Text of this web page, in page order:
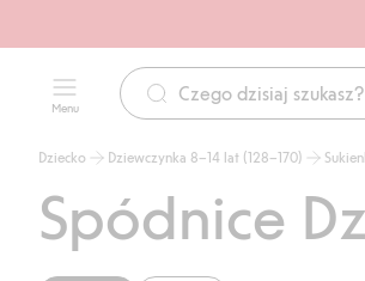
Menu
Dziecko Dziewczynka 8–14 lat (128–170)
Spódnice